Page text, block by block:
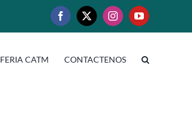
Facebook
X InstagramYouTube
FERIA CATM CONTACTENOS